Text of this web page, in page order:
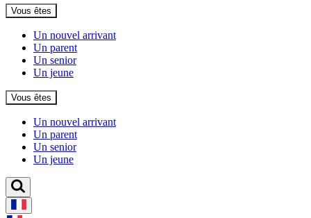
Vous êtes
Un nouvel arrivant
Un parent
Un senior
Un jeune
Vous êtes
Un nouvel arrivant
Un parent
Un senior
Un jeune